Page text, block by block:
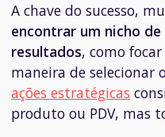
A chave do sucesso,
encontrar um nicho
resultados, como
maneira de selecionar
ações estratégicas
produto ou PDV, mas